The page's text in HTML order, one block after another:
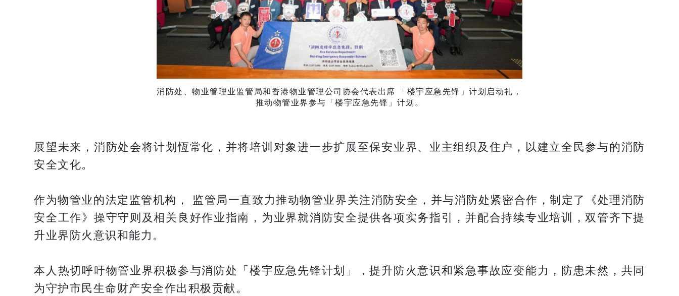
消防处、物业管理业监管局和香港物业管理公司协会代表出席 「楼宇应急先锋」计划启动礼，
推动物管业界参与「楼宇应急先锋」计划。
展望未来，消防处会将计划恆常化，并将培训对象进一步扩展至保安业界、业主组织及住户，以建立全民参与的消防
安全文化。
作为物管业的法定监管机构， 监管局一直致力推动物管业界关注消防安全，并与消防处紧密合作，制定了《处理消防
安全工作》操守守则及相关良好作业指南，为业界就消防安全提供各项实务指引，并配合持续专业培训，双管齐下提
升业界防火意识和能力。
本人热切呼吁物管业界积极参与消防处「楼宇应急先锋计划」，提升防火意识和紧急事故应变能力，防患未然，共同
为守护市民生命财产安全作出积极贡献。